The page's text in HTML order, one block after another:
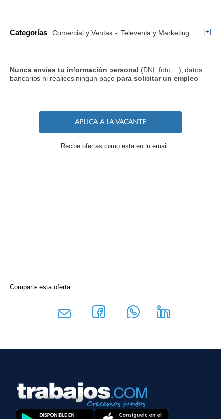
Categorías Comercial y Ventas Televenta y Marketing Telefónico [+]
Nunca envíes tu información personal (DNI, foto,...), datos
bancarios ni realices ningún pago para solicitar un empleo
APLICA A LA VACANTE
Recibe ofertas como esta en tu email
Comparte esta oferta: